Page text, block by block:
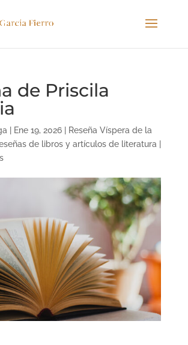
de Priscila
Ene 19, 2026|
Reseña Víspera de la
de libros y artículos de literatura